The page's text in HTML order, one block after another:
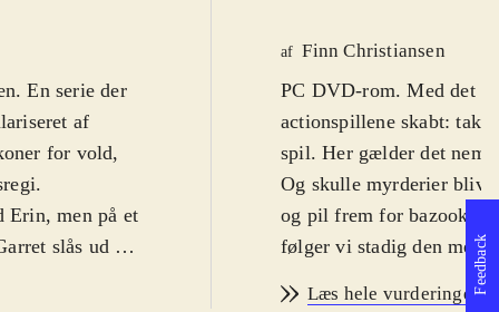
En serie der
af
for vold,
.
Erin, men på et
slås ud af
af Finn Christiansen
PC DVD-rom. Med det
actionspillene skabt:
spil. Her gælder det
Og skulle myrderier
og pil frem for
følger vi stadig den
magisk ædelsten.
Læs hele vurderingenFeedback